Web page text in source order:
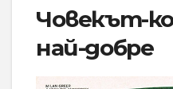
Човекът-
най-добре